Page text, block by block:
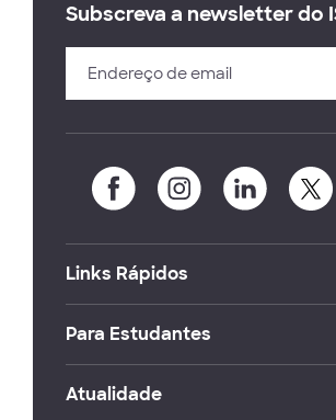
Subscreva a newsletter do
Links Rápidos
Para Estudantes
Atualidade